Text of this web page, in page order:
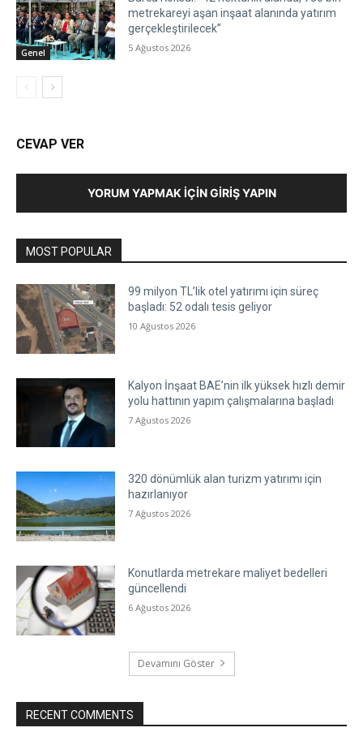
Genel
metrekareyi aşan inşaat alanında yatırım
gerçekleştirilecek”
5 Ağustos 2026
CEVAP VER
YORUM YAPMAK İÇIN GIRIŞ YAPIN
MOST POPULAR
99 milyon TL’lik otel yatırımı için süreç
başladı: 52 odalı tesis geliyor
10 Ağustos 2026
Kalyon İnşaat BAE’nin ilk yüksek hızlı demir
yolu hattının yapım çalışmalarına başladı
7 Ağustos 2026
320 dönümlük alan turizm yatırımı için
hazırlanıyor
7 Ağustos 2026
Konutlarda metrekare maliyet bedelleri
güncellendi
6 Ağustos 2026
Devamını Göster
RECENT COMMENTS